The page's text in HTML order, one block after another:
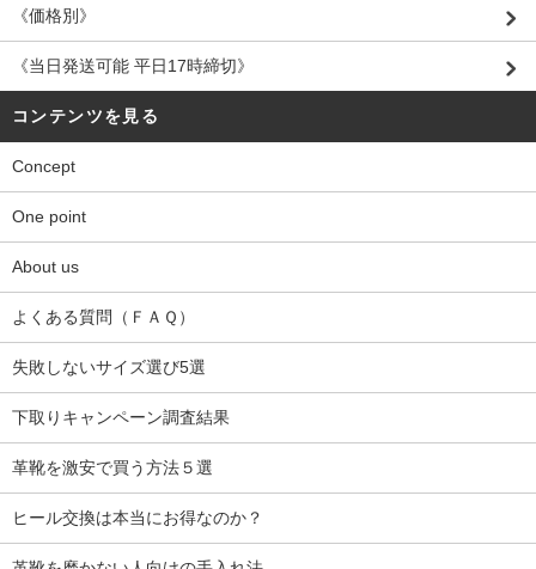
《価格別》
《当日発送可能 平日17時締切》
コンテンツを見る
Concept
One point
About us
よくある質問（ＦＡＱ）
失敗しないサイズ選び5選
下取りキャンペーン調査結果
革靴を激安で買う方法５選
ヒール交換は本当にお得なのか？